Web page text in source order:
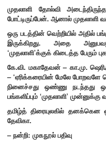
முதலாளி தோல்வி
போட்டிருப்பேன். ஆனால் முதலாளி
ஒரு படத்தின் வெற்றியில் அதில்
இருக்கிறது. அதை
‘முதலாளி’க்குக் கிடைத்த பேரும்
கே.வி. மகாதேவன் – கா.மு.
– ‘ஏரிக்கரையின் மேலே போறவளே
நினைச்சது ஒண்ணு நடந்தது
பங்களிப்பும் ‘முதலாளி’ முன்னுக்கு
தமிழ்த் திரையுலகில் தனக்கென
தேவிகா.
– நன்றி: முகநூல் பதிவு